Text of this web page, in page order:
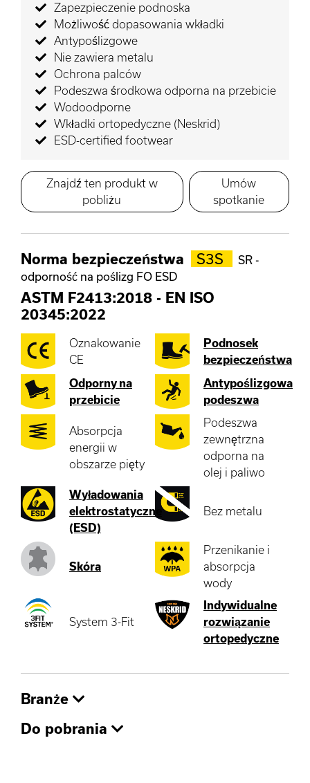
Zapezpieczenie podnoska
Możliwość dopasowania wkładki
Antypoślizgowe
Nie zawiera metalu
Ochrona palców
Podeszwa środkowa odporna na przebicie
Wodoodporne
Wkładki ortopedyczne (Neskrid)
ESD-certified footwear
Znajdź ten produkt w
pobliżu
Umów
spotkanie
Norma bezpieczeństwa S3S
SR -
odporność na poślizg FO ESD
ASTM F2413:2018 - EN ISO
20345:2022
Oznakowanie
CE
Podnosek
bezpieczeństwa
Odporny na
przebicie
Antypoślizgowa
podeszwa
Absorpcja
energii w
obszarze pięty
Podeszwa
zewnętrzna
odporna na
olej i paliwo
Wyładowania
elektrostatyczne
(ESD)
Bez metalu
Skóra
Przenikanie i
absorpcja
wody
System 3-Fit
Indywidualne
rozwiązanie
ortopedyczne
Branże
Do pobrania